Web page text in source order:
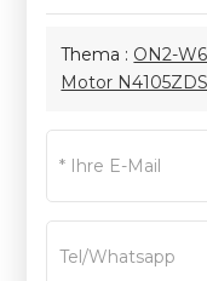
Thema : ON2-
Motor